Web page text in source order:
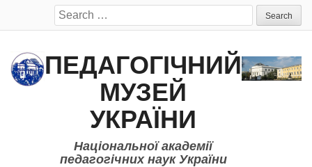
Search
for:
ПЕДАГОГІЧНИЙ
МУЗЕЙ
УКРАЇНИ
Національної академії
педагогічних наук України